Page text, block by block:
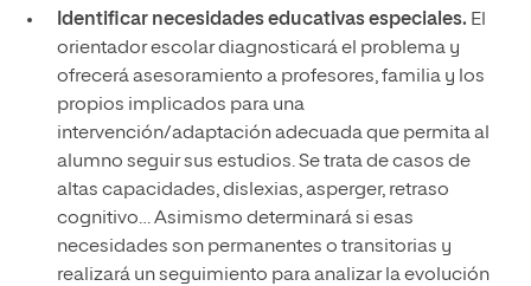
Identificar necesidades educativas especiales. El
orientador escolar diagnosticará el problema y
ofrecerá asesoramiento a profesores, familia y los
propios implicados para una
intervención/adaptación adecuada que permita al
alumno seguir sus estudios. Se trata de casos de
altas capacidades, dislexias, asperger, retraso
cognitivo… Asimismo determinará si esas
necesidades son permanentes o transitorias y
realizará un seguimiento para analizar la evolución